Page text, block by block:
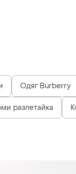
Одяг Burberry
разлетайка